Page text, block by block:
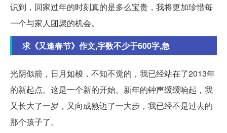
识到，回家过年的时刻真的是多么宝贵，我将更加珍惜每
一个与家人团聚的机会。
求《又逢春节》作文,字数不少于600字,急
光阴似箭，日月如梭，不知不觉的，我已经站在了2013年
的新起点。这是一个新的开始。新年的钟声缓缓响起，我
又长大了一岁，又向成熟迈了一大步，我已经不是过去的
那个孩子了。